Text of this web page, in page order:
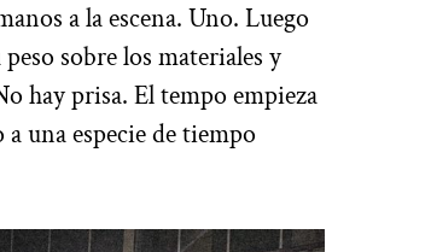
a la escena. Uno. Luego
sobre los materiales y
hay prisa. El tempo empieza
una especie de tiempo